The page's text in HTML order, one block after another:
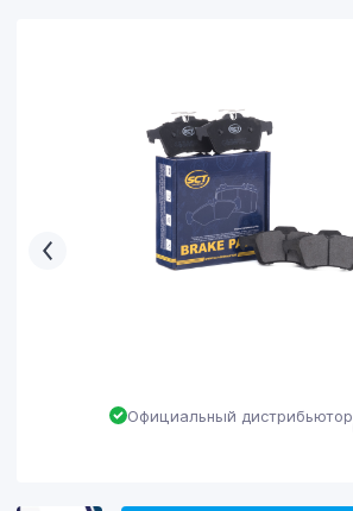
Официальный дистрибьютор